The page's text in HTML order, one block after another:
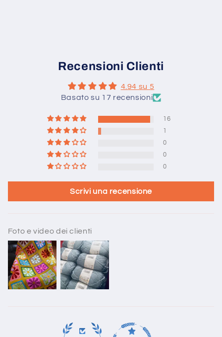
Recensioni Clienti
4.94 su 5
Basato su 17 recensioni
16
1
0
0
0
Scrivi una recensione
Foto e video dei clienti